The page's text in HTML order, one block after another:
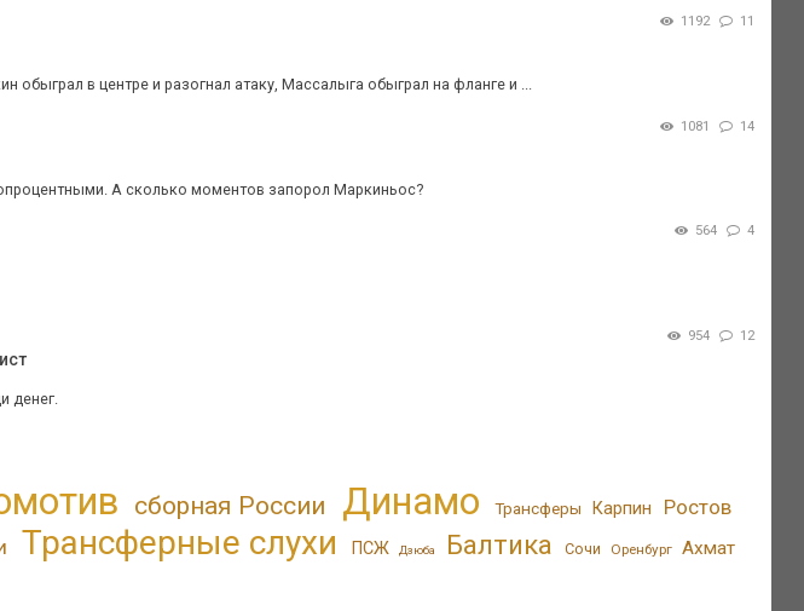
1192 11
обыграл в центре и разогнал атаку, Массалыга обыграл на фланге и ...
1081 14
А сколько моментов запорол Маркиньос?
564 4
954 12
денег.
сборная России Динамо Трансферы Карпин Ростов
Трансферные слухи ПСЖ Дзюба Балтика Сочи Оренбург Ахмат